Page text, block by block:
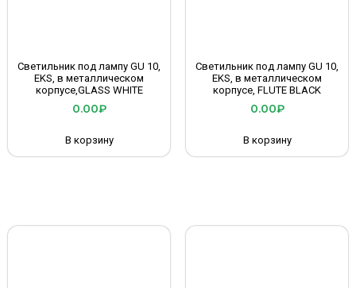
Светильник под лампу GU 10,
EKS, в металлическом
корпусе,GLASS WHITE
0.00₽
В корзину
Светильник под лампу GU 10,
EKS, в металлическом
корпусе, FLUTE BLACK
0.00₽
В корзину